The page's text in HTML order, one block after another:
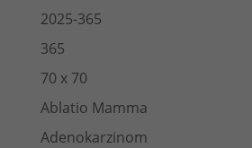
2025-365
365
70 x 70
Ablatio Mamma
Adenokarzinom